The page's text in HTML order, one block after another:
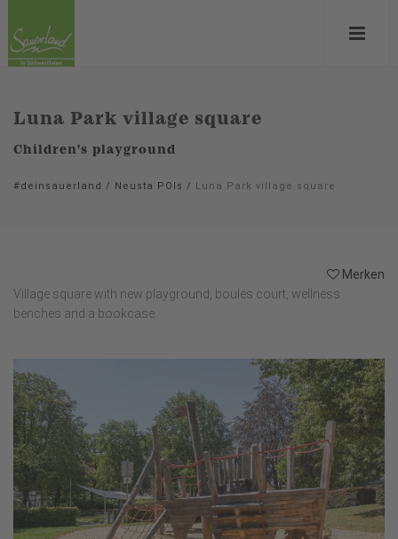
Luna Park village square
Children's playground
#deinsauerland / Neusta POIs / Luna Park village square
Merken
Village square with new playground, boules court, wellness
benches and a bookcase.